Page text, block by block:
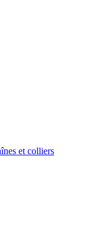
et colliers